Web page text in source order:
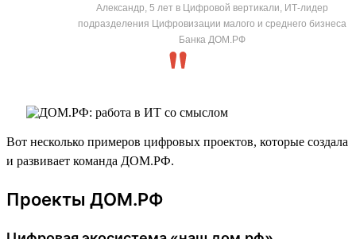
Александр, 5 лет в Цифровой вертикали, ИТ-лидер
подразделения Цифровизации малого и среднего бизнеса
Банка ДОМ.РФ
Вот несколько примеров цифровых проектов, которые создала
и развивает команда ДОМ.РФ.
Проекты ДОМ.РФ